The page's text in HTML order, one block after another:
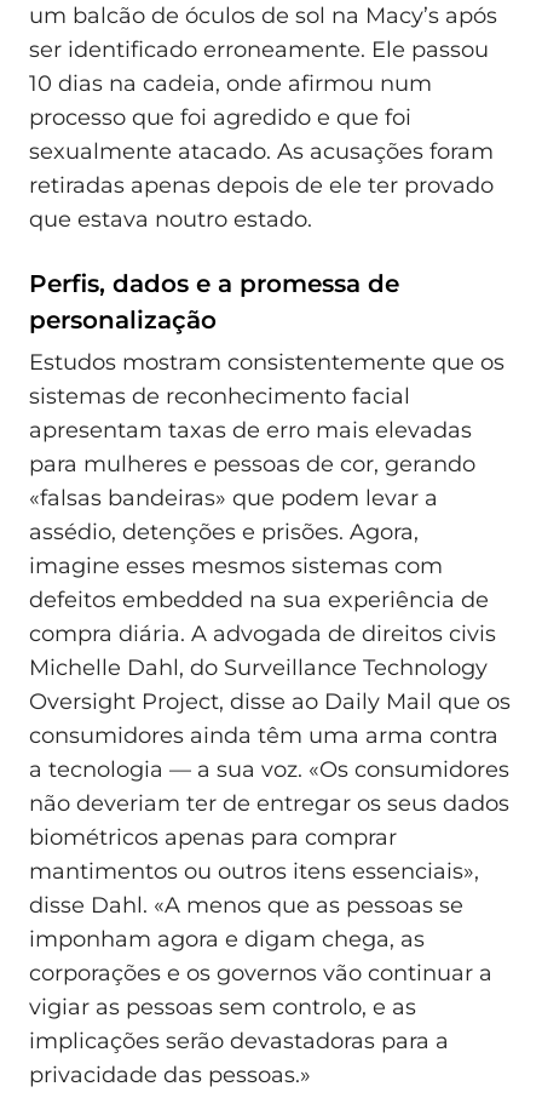
um balcão de óculos de sol na Macy’s após
ser identificado erroneamente. Ele passou
10 dias na cadeia, onde afirmou num
processo que foi agredido e que foi
sexualmente atacado. As acusações foram
retiradas apenas depois de ele ter provado
que estava noutro estado.
Perfis, dados e a promessa de
personalização
Estudos mostram consistentemente que os
sistemas de reconhecimento facial
apresentam taxas de erro mais elevadas
para mulheres e pessoas de cor, gerando
«falsas bandeiras» que podem levar a
assédio, detenções e prisões. Agora,
imagine esses mesmos sistemas com
defeitos embedded na sua experiência de
compra diária. A advogada de direitos civis
Michelle Dahl, do Surveillance Technology
Oversight Project, disse ao Daily Mail que os
consumidores ainda têm uma arma contra
a tecnologia — a sua voz. «Os consumidores
não deveriam ter de entregar os seus dados
biométricos apenas para comprar
mantimentos ou outros itens essenciais»,
disse Dahl. «A menos que as pessoas se
imponham agora e digam chega, as
corporações e os governos vão continuar a
vigiar as pessoas sem controlo, e as
implicações serão devastadoras para a
privacidade das pessoas.»